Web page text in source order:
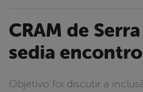
CRAM de Serra Talhada
sedia encontro
Objetivo foi discutir a inclusão da notificação